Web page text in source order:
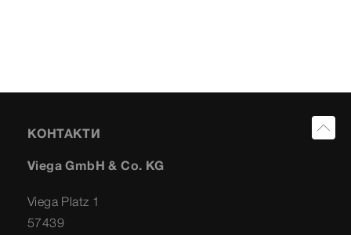
КОНТАКТИ
Viega GmbH & Co. KG
Viega Platz 1
57439